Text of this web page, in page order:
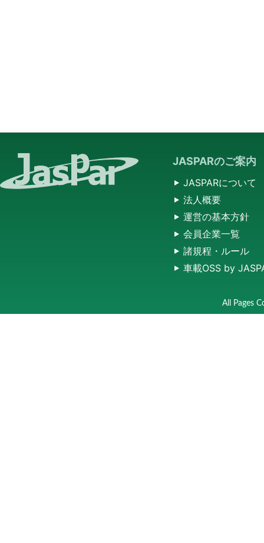
JASPARのご案内
JASPARについて
法人概要
運営の基本方針
会員企業一覧
諸規程・ルール
車載OSS by
All Pages